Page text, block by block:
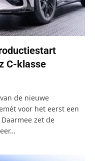
C-klasse
de nieuwe
voor het eerst een
zet de